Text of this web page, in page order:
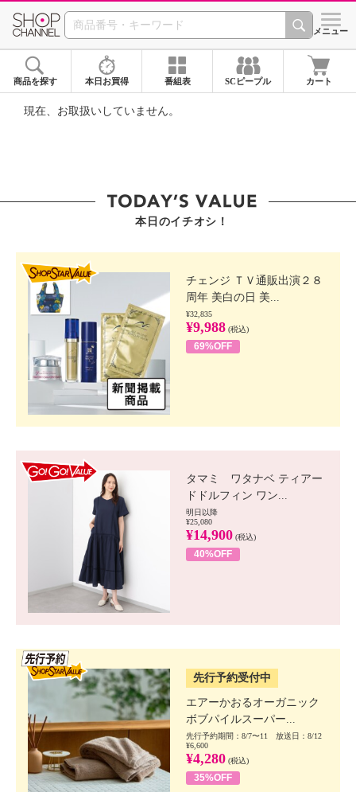
SHOP CHANNEL ショッ
メニュー
商品を探す 本日お買得 番組表 SCピープル カート
現在、お取扱いしていません。
本日のイチオシ！
チェンジ ＴＶ通販出演２８
周年 美白の日 美...
¥32,835
¥9,988 (税込)
69%OFF
タマミ ワタナベ ティアー
ドドルフィン ワン...
明日以降
¥25,080
¥14,900 (税込)
40%OFF
先行予約受付中
エアーかおるオーガニック
ボブパイルスーパー...
先行予約期間：8/7〜11 放送日：8/12
¥6,600
¥4,280 (税込)
35%OFF